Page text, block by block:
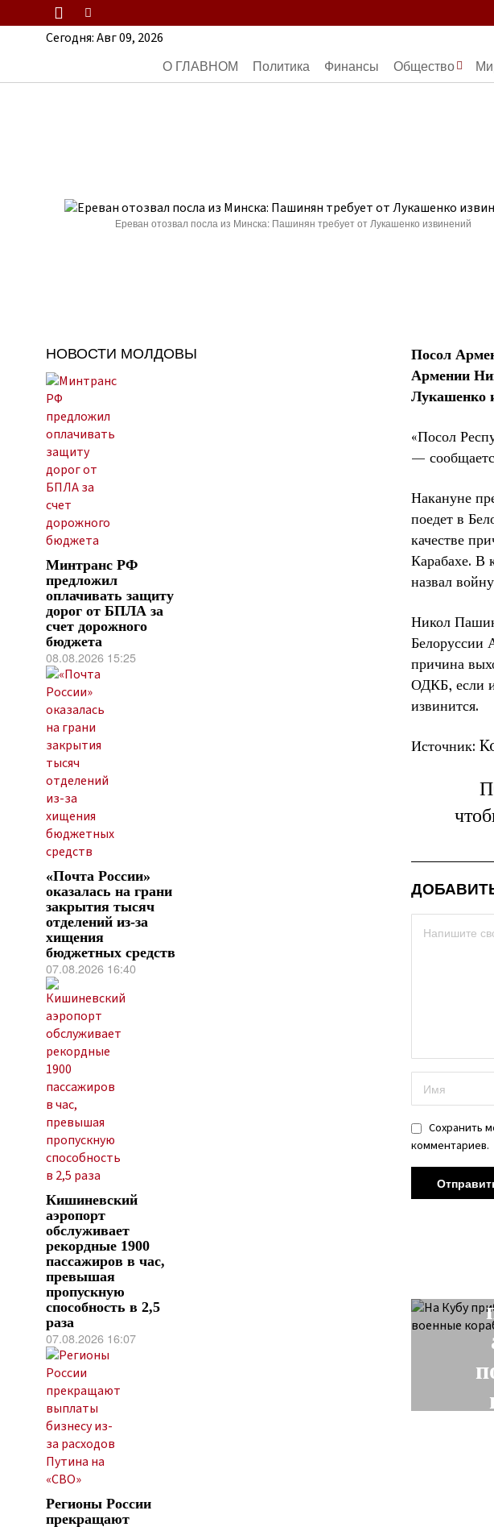
Сегодня:Авг 09, 2026
О ГЛАВНОМ Политика Финансы Общество
Ереван отозвал посла из Минска: Пашинян требует от Лукашенко извинений
Посол
Армении
Лукашенко
«Посол
—
Накануне
поедет в
качестве
Карабахе. В
назвал
Никол
Белоруссии
причина
ОДКБ, если
извинится.
Источник:
Сохранить
комментариев.
НОВОСТИ МОЛДОВЫ
Минтранс РФ
предложил
оплачивать защиту
дорог от БПЛА за
счет дорожного
бюджета
08.08.2026 15:25
«Почта России»
оказалась на грани
закрытия тысяч
отделений из-за
хищения
бюджетных средств
07.08.2026 16:40
Кишиневский
аэропорт
обслуживает
рекордные 1900
пассажиров в час,
превышая
пропускную
способность в 2,5
раза
07.08.2026 16:07
Регионы России
прекращают